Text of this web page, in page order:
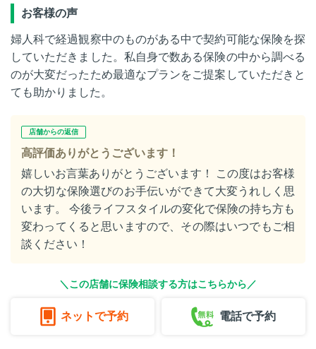
お客様の声
婦人科で経過観察中のものがある中で契約可能な保険を探
していただきました。私自身で数ある保険の中から調べる
のが大変だったため最適なプランをご提案していただきと
ても助かりました。
店舗からの返信
高評価ありがとうございます！
嬉しいお言葉ありがとうございます！ この度はお客様
の大切な保険選びのお手伝いができて大変うれしく思
います。 今後ライフスタイルの変化で保険の持ち方も
変わってくると思いますので、その際はいつでもご相
談ください！
＼この店舗に保険相談する方はこちらから／
ネットで予約 電話で予約